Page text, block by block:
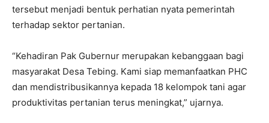
tersebut menjadi bentuk perhatian nyata pemerintah
terhadap sektor pertanian.
“Kehadiran Pak Gubernur merupakan kebanggaan bagi
masyarakat Desa Tebing. Kami siap memanfaatkan PHC
dan mendistribusikannya kepada 18 kelompok tani agar
produktivitas pertanian terus meningkat,” ujarnya.